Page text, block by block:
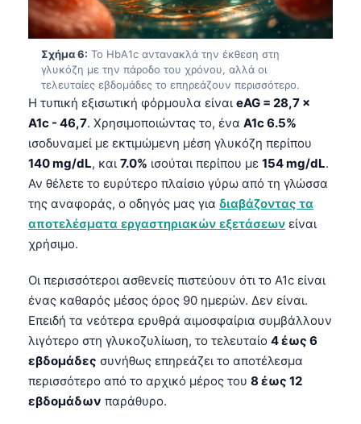
Σχήμα 6: Το HbA1c αντανακλά την έκθεση στη
γλυκόζη με την πάροδο του χρόνου, αλλά οι
τελευταίες εβδομάδες το επηρεάζουν περισσότερο.
Η τυπική εξισωτική φόρμουλα είναι eAG = 28,7 ×
A1c - 46,7. Χρησιμοποιώντας το, ένα A1c 6.5%
ισοδυναμεί με εκτιμώμενη μέση γλυκόζη περίπου
140 mg/dL, και 7.0% ισούται περίπου με 154 mg/dL.
Αν θέλετε το ευρύτερο πλαίσιο γύρω από τη γλώσσα
της αναφοράς, ο οδηγός μας για διαβάζοντας τα
αποτελέσματα εργαστηριακών εξετάσεων είναι
χρήσιμο.
Οι περισσότεροι ασθενείς πιστεύουν ότι το A1c είναι
ένας καθαρός μέσος όρος 90 ημερών. Δεν είναι.
Επειδή τα νεότερα ερυθρά αιμοσφαίρια συμβάλλουν
λιγότερο στη γλυκοζυλίωση, το τελευταίο 4 έως 6
εβδομάδες συνήθως επηρεάζει το αποτέλεσμα
περισσότερο από το αρχικό μέρος του 8 έως 12
εβδομάδων παράθυρο.
Čeština
ქართული
Lietuvių kalba
Polski
한국어
Slovenščina
Magyar
Shqip
বাংলা
اردو
తెలుగు
தமிழ்
ગુજરાતી